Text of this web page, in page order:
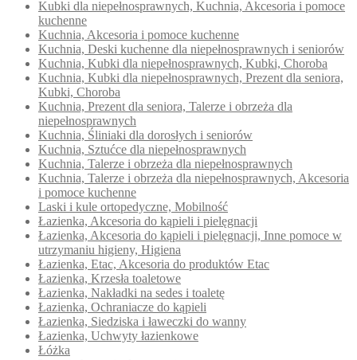
Kubki dla niepełnosprawnych, Kuchnia, Akcesoria i pomoce
kuchenne
Kuchnia, Akcesoria i pomoce kuchenne
Kuchnia, Deski kuchenne dla niepełnosprawnych i seniorów
Kuchnia, Kubki dla niepełnosprawnych, Kubki, Choroba
Kuchnia, Kubki dla niepełnosprawnych, Prezent dla seniora,
Kubki, Choroba
Kuchnia, Prezent dla seniora, Talerze i obrzeża dla
niepełnosprawnych
Kuchnia, Śliniaki dla dorosłych i seniorów
Kuchnia, Sztućce dla niepełnosprawnych
Kuchnia, Talerze i obrzeża dla niepełnosprawnych
Kuchnia, Talerze i obrzeża dla niepełnosprawnych, Akcesoria
i pomoce kuchenne
Laski i kule ortopedyczne, Mobilność
Łazienka, Akcesoria do kąpieli i pielęgnacji
Łazienka, Akcesoria do kąpieli i pielęgnacji, Inne pomoce w
utrzymaniu higieny, Higiena
Łazienka, Etac, Akcesoria do produktów Etac
Łazienka, Krzesła toaletowe
Łazienka, Nakładki na sedes i toaletę
Łazienka, Ochraniacze do kąpieli
Łazienka, Siedziska i ławeczki do wanny
Łazienka, Uchwyty łazienkowe
Łóżka